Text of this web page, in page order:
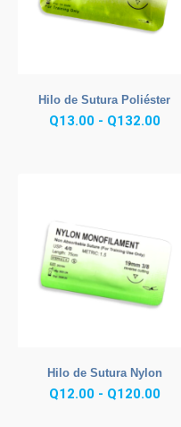
Hilo de Sutura Poliéster
Q13.00 - Q132.00
Hilo de Sutura Nylon
Q12.00 - Q120.00